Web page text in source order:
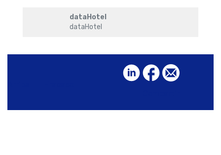
dataHotel
dataHotel